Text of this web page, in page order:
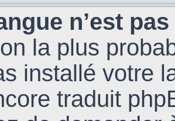
n’est
la plus
installé votre
traduit